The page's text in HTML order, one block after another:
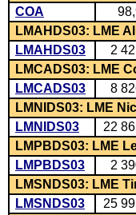
COA
LMAHDS03: LME
LMAHDS03
2
LMCADS03: LME
LMCADS03
8
LMNIDS03: LME
LMNIDS03
22
LMPBDS03: LME
LMPBDS03
2
LMSNDS03: LME
LMSNDS03
25